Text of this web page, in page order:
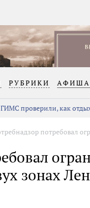
РУБРИКИ АФИША
проверили, как
потребовал
зонах